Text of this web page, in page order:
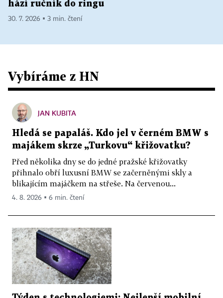
hází ručník do ringu
30. 7. 2026 ▪ 3 min. čtení
Vybíráme z HN
JAN KUBITA
Hledá se papaláš. Kdo jel v černém BMW s
majákem skrze „Turkovu“ křižovatku?
Před několika dny se do jedné pražské křižovatky
přihnalo obří luxusní BMW se začerněnými skly a
blikajícím majáčkem na střeše. Na červenou...
4. 8. 2026 ▪ 6 min. čtení